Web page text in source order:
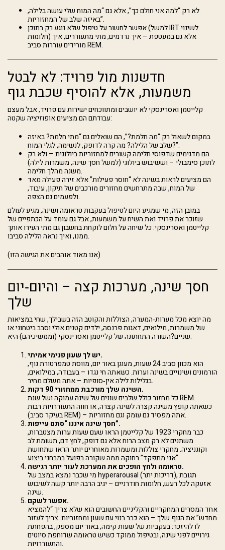
לא רק “למה אני חולם כך”, אלא גם “מה המוח שלי עושה בלילה,
באיזה שלב של המחזוריות”.
אפשר לחשוב על טיפול שלא נוגע רק בתוכן (למשל IRT לשינוי
חלומות) אלא גם במעטפת – איך נרדמים, מתי מתעוררים, איך
מורידים עוררות סביב REM.
חדשנות מול פרויד: לא לבטל
משמעות, אלא להוסיף שכבת גוף
קלייטמן ואסרינסקי לא יושבים ומתווכחים ישירות עם פרויד, אבל מעצם
עבודתם הם מציעים אופוזיציה שקטה:
במקום לשאול רק “מה חלמת?”, הם שואלים גם “מתי חלמת? באיזה
שלב של הלילה? מה קרה לדופק, לנשימה, לגלי המוח?”.
הם מדגימים שדפוסי חלימה קשורים למחזוריות ביולוגית – ולא רק
לתוכן סימבולי – וששיבוש ביולוגי (למשל חסך שינה, משמרות לילה)
משנה מהלך חלימה.
הם מציעים לראות בשינה לא “חוסר פעילות” אלא זירה פעילה מאד
של המוח, שבה מתרחשים מחזורים מורכבים של תיקון, עיבוד,
ולפעמים גם הצפה.
במובן הזה, מי שמגיע היום לטיפול בעקבות טראומה ושינה, מגיע לעולם
שזוכר את פרויד ואת השיח על משמעות, אבל גם עומד על הכתפיים של
קלייטמן ואסרינסקי: כל שיחה על חלום לוקחת בחשבון גם מתי העירו אותך
ממנו, ואיך נראה הלילה סביבו.
(אנו מאוד אוהבים את הגישה הזו)
חסך שינה, מערכות קצה – והיום‑יום
שלך
מה יוצא מכל מערות‑המערה, הצוללות והקוטב הזה בשבילך, שחי במציאות
של משמרות, מילואים, דאגות פרנסה, ילדים קטנים אולי וסבב ביטחוני או
שניים?השורה התחתונה של קלייטמן ואסרינסקי (וממשיכיהם) היא:
יש לך שעון פנימי אמיתי.
הוא מכוון סביב 24 שעות, מעוגן באור יום, מווסת טמפרטורת גוף,
הורמונים ושינויים בשינה וערות. כשאתה חי נגדו – בעבודה, במילואים,
בגלילות לילה אין‑סופיות – אתה משלם מחיר.
השינה שלך מורכבת ממחזורי 90 דקות.
כל מחזור כולל שלבים שונים של שינה עמוקה ושל שנת REM.
כשאתה קופץ משינה קצרה לשינה קצרה, או חווה התעוררויות רבות
(בעיקר סביב REM) – אתה מפסיד גם עומק וגם מחזוריות.
חסך שינה איננו “סתם עייפות”.
כבר מחקרי 1923 של קלייטמן הראו שעם שעות ערות מצטברות,
משתנים לא רק מצב הרוח אלא גם דופק, לחץ דם, תשומת לב
וקוגניציה. מחקרי צוללות ומשמרות מאוחרים יותר הראו שתחושת
“אני מתפקד” רחוקה ממה שקורה בפועל במבחני ביצוע.
טראומה ולחץ הופכים את המערכת לעוד יותר רגישה.
מי שכבר נמצא במצב של hyperarousal (דריכות יתר), תגובת
אזעקה לכל רעש, חלומות חודרניים – יגיב הרבה יותר קשה לשיבוש
שינה.
אפשר לשקם.
אחד המסרים המחקריים והקליניים החשובים הוא שלא צריך “להמציא
מחדש” את הגוף שלך – הוא כבר בנוי עם שעון ומחזוריות. צריך לעזור
לו להיזכר: בעקביות של שעות קימה, באור יום מספק, בהפחתת
גירויים לפני שינה, ובטיפול ממוקד כשיש טראומה שדוחפת סיוטים
והתעוררויות.